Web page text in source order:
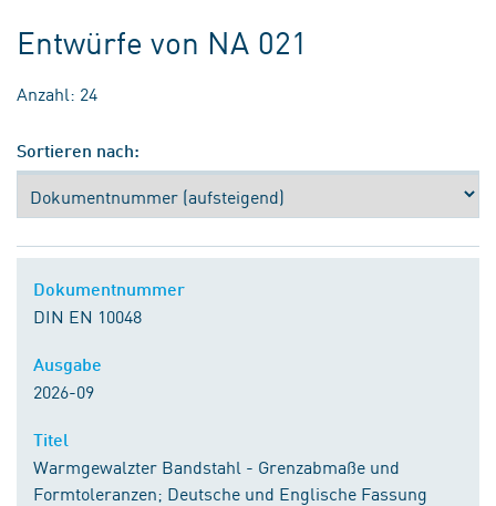
Entwürfe von NA 021
Anzahl: 24
Sortieren nach:
DIN EN 10048
2026-09
Warmgewalzter Bandstahl - Grenzabmaße und
Formtoleranzen; Deutsche und Englische Fassung